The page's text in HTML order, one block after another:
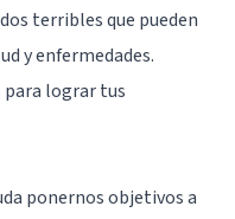
terribles que pueden
y enfermedades.
para lograr tus
ponernos objetivos a